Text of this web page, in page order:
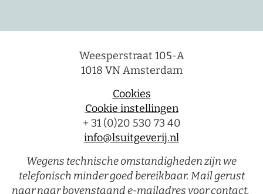
Weesperstraat 105-A
1018 VN Amsterdam
Cookies
Cookie instellingen
+ 31 (0)20 530 73 40
info@lsuitgeverij.nl
Wegens technische omstandigheden zijn we
telefonisch minder goed bereikbaar. Mail gerust
naar naar bovenstaand e-mailadres voor contact.